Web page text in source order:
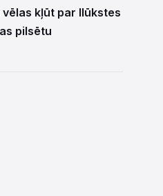
kļūt par Ilūkstes
pilsētu